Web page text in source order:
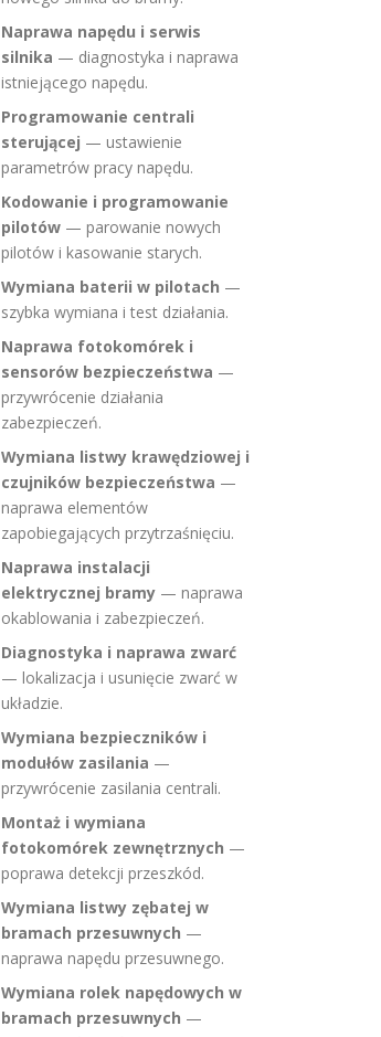
Naprawa napędu i serwis
silnika — diagnostyka i naprawa
istniejącego napędu.
Programowanie centrali
sterującej — ustawienie
parametrów pracy napędu.
Kodowanie i programowanie
pilotów — parowanie nowych
pilotów i kasowanie starych.
Wymiana baterii w pilotach —
szybka wymiana i test działania.
Naprawa fotokomórek i
sensorów bezpieczeństwa —
przywrócenie działania
zabezpieczeń.
Wymiana listwy krawędziowej i
czujników bezpieczeństwa —
naprawa elementów
zapobiegających przytrzaśnięciu.
Naprawa instalacji
elektrycznej bramy — naprawa
okablowania i zabezpieczeń.
Diagnostyka i naprawa zwarć
— lokalizacja i usunięcie zwarć w
układzie.
Wymiana bezpieczników i
modułów zasilania —
przywrócenie zasilania centrali.
Montaż i wymiana
fotokomórek zewnętrznych —
poprawa detekcji przeszkód.
Wymiana listwy zębatej w
bramach przesuwnych —
naprawa napędu przesuwnego.
Wymiana rolek napędowych w
bramach przesuwnych —